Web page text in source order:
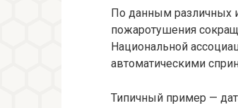
По данным различных
пожаротушения
Национальной
автоматическими
Типичный пример —